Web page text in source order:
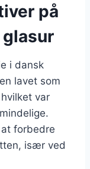
på
i dansk
lavet som
var
forbedre
især ved